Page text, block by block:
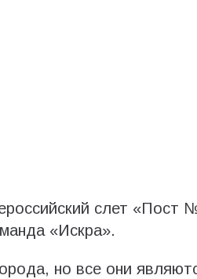
слет «Пост
«Искра».
но все они